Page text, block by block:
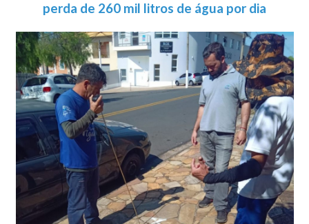
perda de 260 mil litros de água por dia